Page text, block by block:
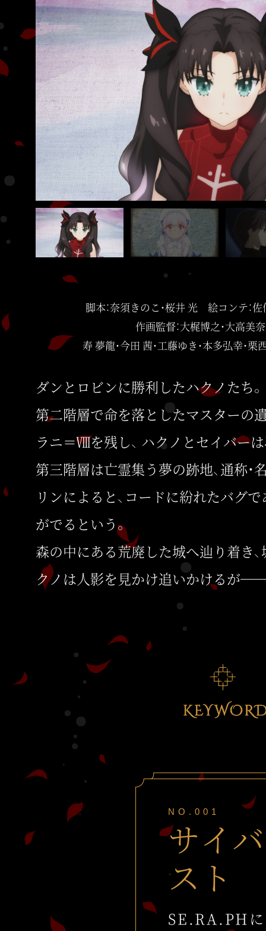
脚本：奈須きのこ・桜井 光 絵コンテ：
作画監督：大梶博之・大高美
寿 夢龍・今田 茜・工藤ゆき・本多弘幸・栗
ダンとロビンに勝利したハクノたち。
第二階層で命を落としたマスターの
ラニ＝Ⅷを残し、 ハクノとセイバー
第三階層は亡霊集う夢の跡地、通称・
リンによると、コードに紛れたバグ
がでるという。
森の中にある荒廃した城へ辿り着き
クノは人影を見かけ追いかけるが
NO.001
サイ
スト
SE.RA.PHに